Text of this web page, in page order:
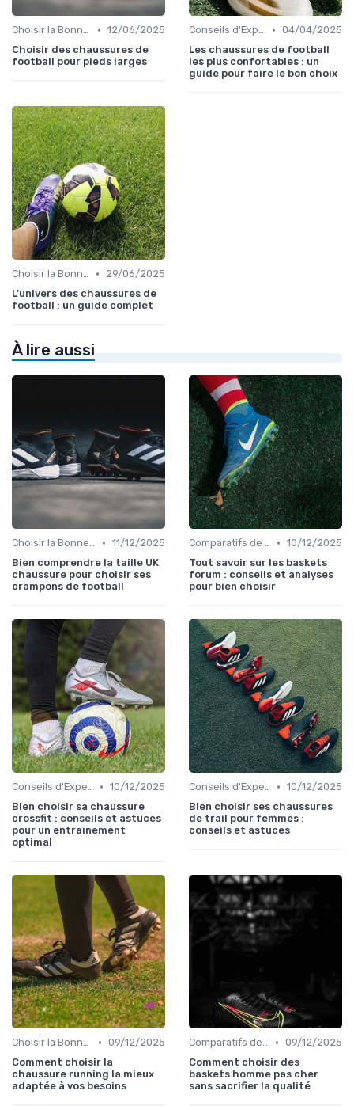
Choisir la Bonne Taille • 12/06/2025
Choisir des chaussures de
football pour pieds larges
Conseils d'Experts • 04/04/2025
Les chaussures de football
les plus confortables : un
guide pour faire le bon choix
Choisir la Bonne Taille •
29/06/2025
L'univers des chaussures de
football : un guide complet
À lire aussi
Choisir la Bonne Taille • 11/12/2025
Bien comprendre la taille UK
chaussure pour choisir ses
crampons de football
Comparatifs de Prix et de Modèles • 10/12/2025
Tout savoir sur les baskets
forum : conseils et analyses
pour bien choisir
Conseils d'Experts • 10/12/2025
Bien choisir sa chaussure
crossfit : conseils et astuces
pour un entraînement
optimal
Conseils d'Experts • 10/12/2025
Bien choisir ses chaussures
de trail pour femmes :
conseils et astuces
Choisir la Bonne Taille • 09/12/2025
Comment choisir la
chaussure running la mieux
adaptée à vos besoins
Comparatifs de Prix et de Modèles • 09/12/2025
Comment choisir des
baskets homme pas cher
sans sacrifier la qualité